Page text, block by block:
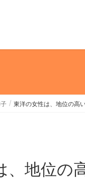
東洋の女性は、地位の高